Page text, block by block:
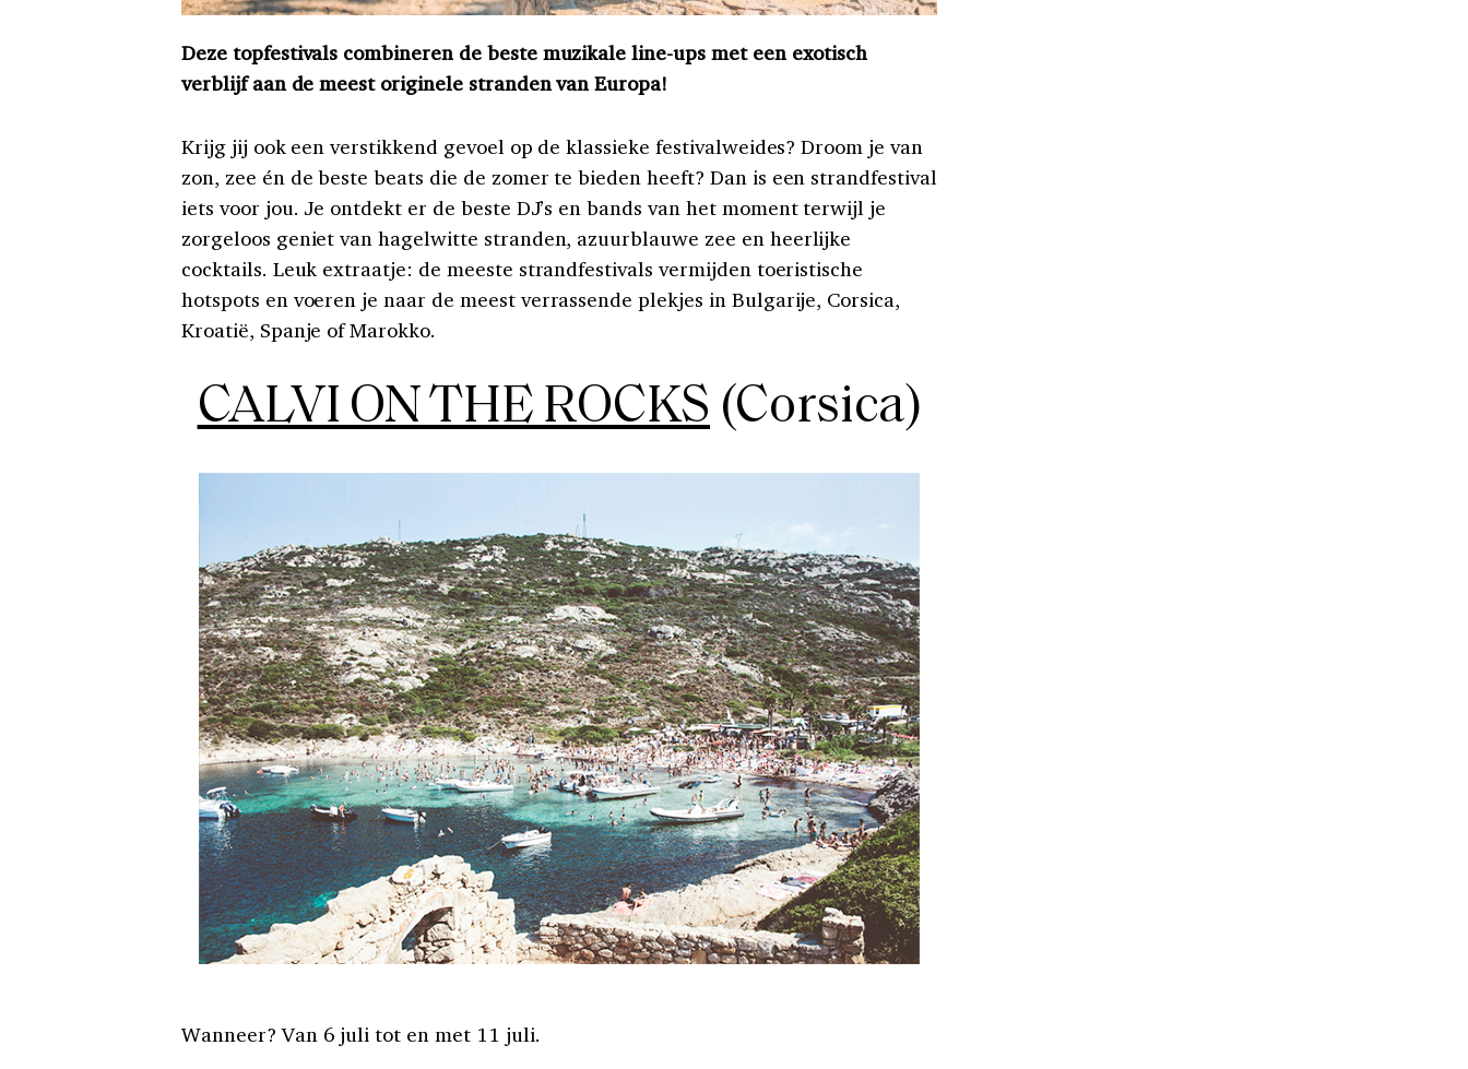
Deze topfestivals combineren de beste muzikale line-ups met een exotisch
verblijf aan de meest originele stranden van Europa!
Krijg jij ook een verstikkend gevoel op de klassieke festivalweides? Droom je van
zon, zee én de beste beats die de zomer te bieden heeft? Dan is een strandfestival
iets voor jou. Je ontdekt er de beste DJ’s en bands van het moment terwijl je
zorgeloos geniet van hagelwitte stranden, azuurblauwe zee en heerlijke
cocktails. Leuk extraatje: de meeste strandfestivals vermijden toeristische
hotspots en voeren je naar de meest verrassende plekjes in Bulgarije, Corsica,
Kroatië, Spanje of Marokko.
CALVI ON THE ROCKS (Corsica)
Wanneer? Van 6 juli tot en met 11 juli.